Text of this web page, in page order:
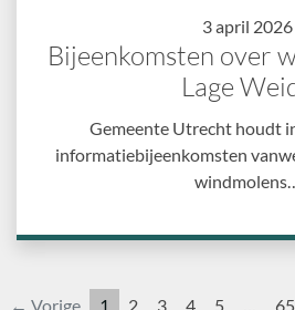
3 april 2026
Bijeenkomsten over
Lage
Gemeente Utrecht houdt
informatiebijeenkomsten
← Vorige 1 2 3 4 5 … 65